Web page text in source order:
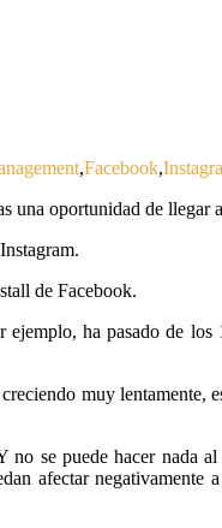
,Facebook,
una oportunidad de llegar
de Facebook.
ha pasado de
muy lentamente,
se puede hacer nada
afectar negativamente